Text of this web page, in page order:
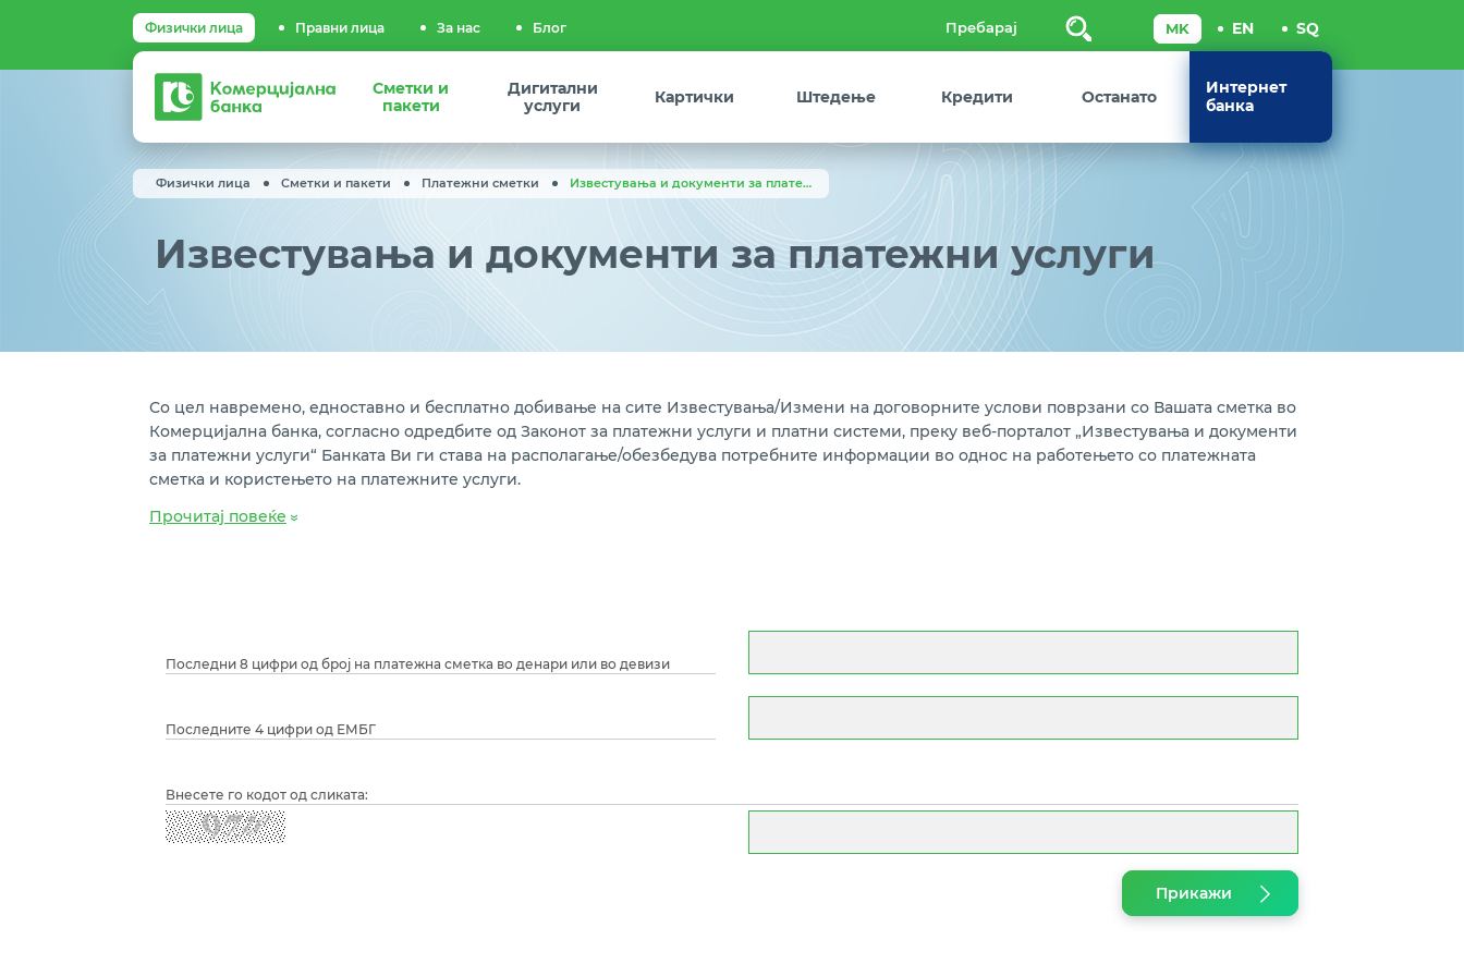
Физички лица Правни лица За нас Блог Пребарај
Комерцијална
банка
Сметки и
пакети
Дигитални
услуги
Картички Штедење Кредити Останато
Интернет
банка
Физички лица Сметки и пакети Платежни сметки Известувања и документи за платежни услуги
Известувања и документи за платежни услуги
Со цел навремено, едноставно и бесплатно добивање на сите Известувања/Измени на договорните услови поврзани со Вашата сметка во
Комерцијална банка, согласно одредбите од Законот за платежни услуги и платни системи, преку веб-порталот „Известувања и документи
за платежни услуги“ Банката Ви ги става на располагање/обезбедува потребните информации во однос на работењето со платежната
сметка и користењето на платежните услуги.
Прочитај повеќе
Последни 8 цифри од број на платежна сметка во денари или во девизи
Последните 4 цифри од ЕМБГ
Внесете го кодот од сликата:
Прикажи